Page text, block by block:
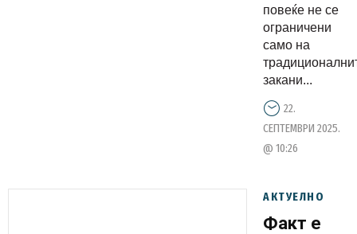
на
и
повеќе не се
ограничени
само на
закани...
22.
СЕПТЕМВРИ 2025.
@ 10:26
АКТУЕЛНО
Факт е